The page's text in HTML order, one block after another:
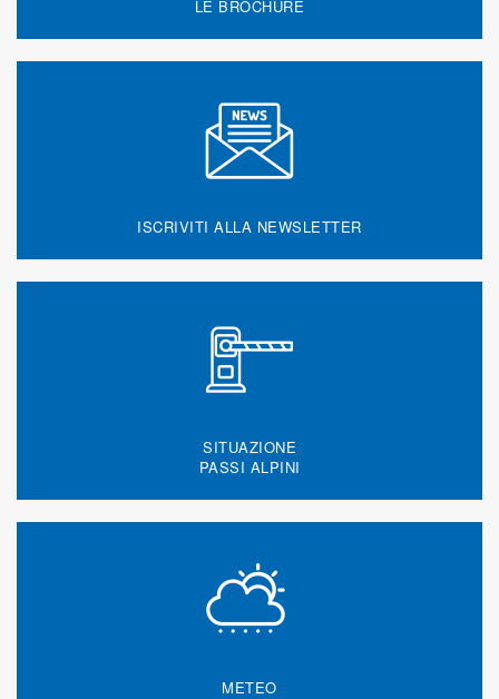
LE BROCHURE
ISCRIVITI ALLA NEWSLETTER
SITUAZIONE
PASSI ALPINI
METEO